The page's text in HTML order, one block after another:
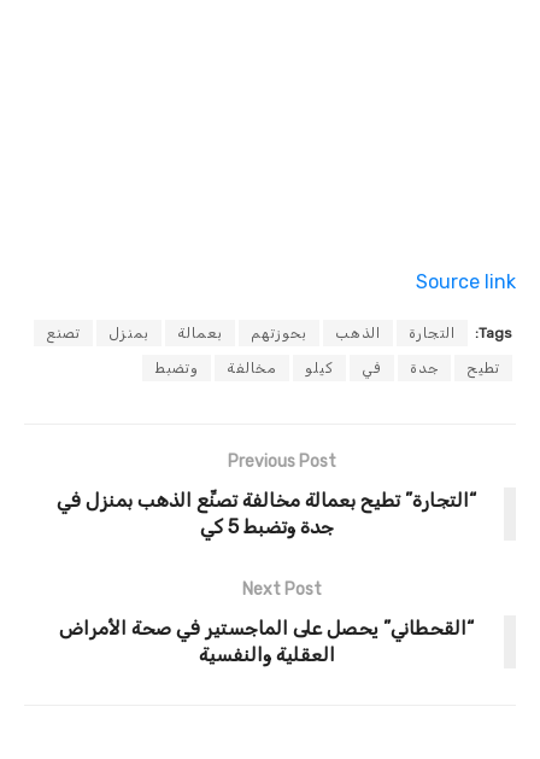
Source link
Tags: التجارة الذهب بحوزتهم بعمالة بمنزل تصنع
تطيح جدة في كيلو مخالفة وتضبط
Previous Post
“التجارة” تطيح بعمالة مخالفة تصنِّع الذهب بمنزل في
جدة وتضبط 5 كي
Next Post
“القحطاني” يحصل على الماجستير في صحة الأمراض
العقلية والنفسية